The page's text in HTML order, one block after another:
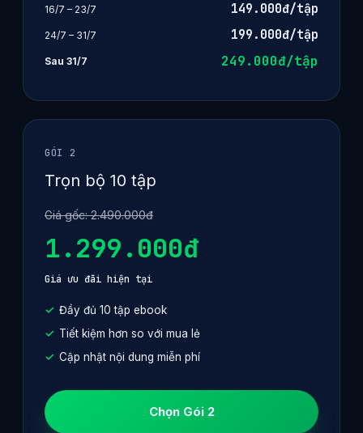
16/7 – 23/7 149.000đ/tập
24/7 – 31/7 199.000đ/tập
Sau 31/7 249.000đ/tập
GÓI 2
Trọn bộ 10 tập
Giá gốc: 2.490.000đ
1.299.000đ
Giá ưu đãi hiện tại
Đầy đủ 10 tập ebook
Tiết kiệm hơn so với mua lẻ
Cập nhật nội dung miễn phí
Chọn Gói 2